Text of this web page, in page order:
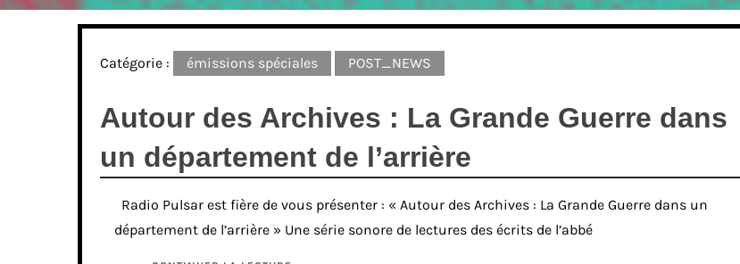
Catégorie : émissions spéciales POST_NEWS
Autour des Archives : La Grande Guerre dans
un département de l’arrière
Radio Pulsar est fière de vous présenter : « Autour des Archives : La Grande Guerre dans un
département de l’arrière » Une série sonore de lectures des écrits de l’abbé